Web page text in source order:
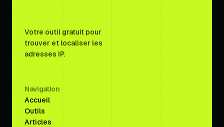
Votre outil gratuit pour
trouver et localiser les
adresses IP.
Navigation
Accueil
Outils
Articles